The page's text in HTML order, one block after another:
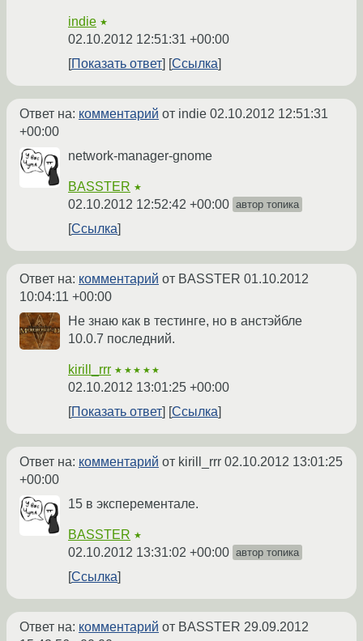
indie ★
02.10.2012 12:51:31 +00:00
Показать ответ
Ссылка
Ответ на: комментарий от indie 02.10.2012 12:51:31
+00:00
network-manager-gnome
BASSTER ★
02.10.2012 12:52:42 +00:00 автор топика
Ссылка
Ответ на: комментарий от BASSTER 01.10.2012
10:04:11 +00:00
Не знаю как в тестинге, но в анстэйбле
10.0.7 последний.
kirill_rrr ★★★★★
02.10.2012 13:01:25 +00:00
Показать ответ
Ссылка
Ответ на: комментарий от kirill_rrr 02.10.2012 13:01:25
+00:00
15 в эксперементале.
BASSTER ★
02.10.2012 13:31:02 +00:00 автор топика
Ссылка
Ответ на: комментарий от BASSTER 29.09.2012